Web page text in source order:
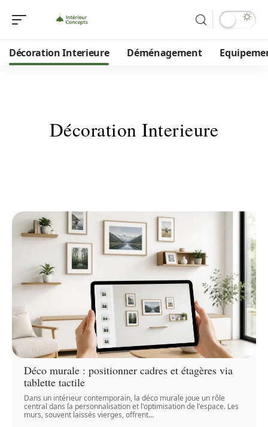
Décoration Interieure Déménagement
Décoration Interieure
Déco murale : positionner cadres et étagères via
tablette tactile
Dans un intérieur contemporain, la déco murale joue un rôle
central dans la personnalisation et l'optimisation de l'espace. Les
murs, souvent laissés vierges, offrent…